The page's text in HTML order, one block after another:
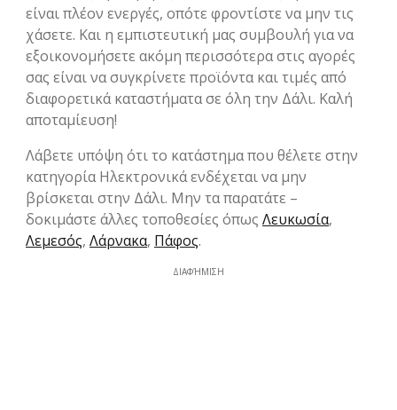
είναι πλέον ενεργές, οπότε φροντίστε να μην τις
χάσετε. Και η εμπιστευτική μας συμβουλή για να
εξοικονομήσετε ακόμη περισσότερα στις αγορές
σας είναι να συγκρίνετε προϊόντα και τιμές από
διαφορετικά καταστήματα σε όλη την Δάλι. Καλή
αποταμίευση!
Λάβετε υπόψη ότι το κατάστημα που θέλετε στην
κατηγορία Hλεκτρονικά ενδέχεται να μην
βρίσκεται στην Δάλι. Μην τα παρατάτε –
δοκιμάστε άλλες τοποθεσίες όπως Λευκωσία,
Λεμεσός, Λάρνακα, Πάφος.
ΔΙΑΦΉΜΙΣΗ